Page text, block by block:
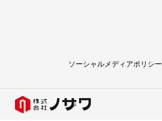
ソーシャルメディアポリシー